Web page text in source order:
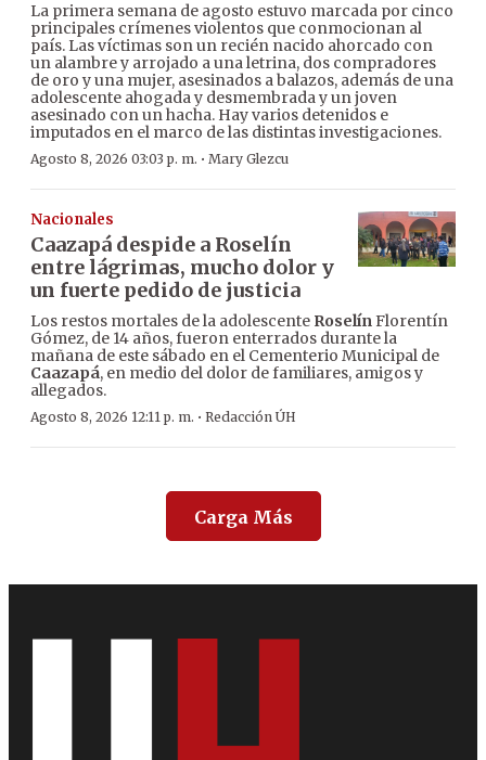
La primera semana de agosto estuvo marcada por cinco
principales crímenes violentos que conmocionan al
país. Las víctimas son un recién nacido ahorcado con
un alambre y arrojado a una letrina, dos compradores
de oro y una mujer, asesinados a balazos, además de una
adolescente ahogada y desmembrada y un joven
asesinado con un hacha. Hay varios detenidos e
imputados en el marco de las distintas investigaciones.
Agosto 8, 2026 03:03 p. m. · Mary Glezcu
Nacionales
Caazapá despide a Roselín
entre lágrimas, mucho dolor y
un fuerte pedido de justicia
Los restos mortales de la adolescente RoselínFlorentín
Gómez, de 14 años, fueron enterrados durante la
mañana de este sábado en el Cementerio Municipal de
Caazapá, en medio del dolor de familiares, amigos y
allegados.
Agosto 8, 2026 12:11 p. m. · Redacción ÚH
Carga Más